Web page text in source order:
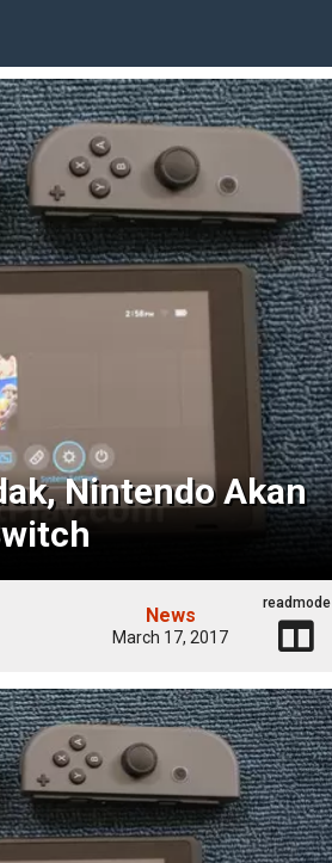
Nintendo Akan
News
March 17, 2017
readmode